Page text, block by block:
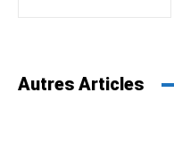
Autres Articles